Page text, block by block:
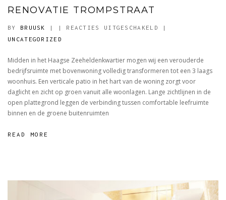
RENOVATIE TROMPSTRAAT
BY BRUUSK | | REACTIES UITGESCHAKELD VOOR
|
UNCATEGORIZED
Midden in het Haagse Zeeheldenkwartier mogen wij een verouderde
bedrijfsruimte met bovenwoning volledig transformeren tot een 3 laags
woonhuis. Een verticale patio in het hart van de woning zorgt voor
daglicht en zicht op groen vanuit alle woonlagen. Lange zichtlijnen in de
open plattegrond leggen de verbinding tussen comfortable leefruimte
binnen en de groene buitenruimten
READ MORE